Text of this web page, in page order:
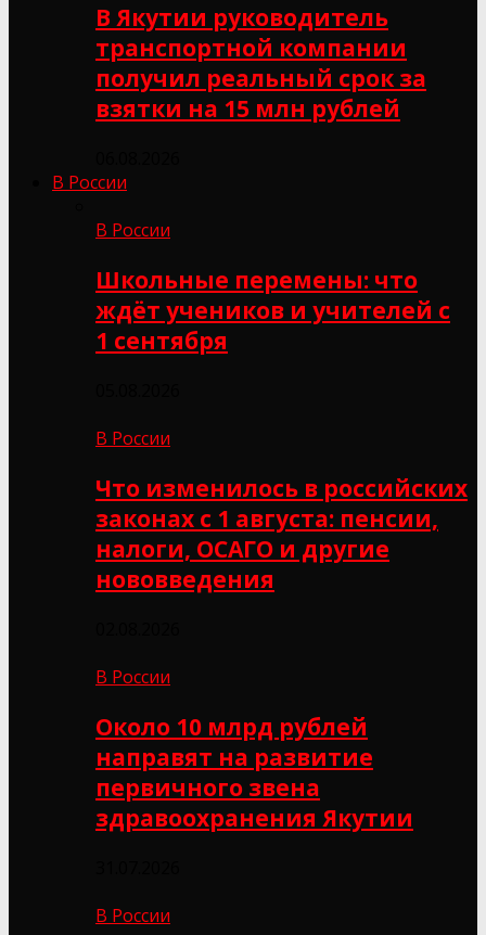
В Якутии руководитель
транспортной компании
получил реальный срок за
взятки на 15 млн рублей
В России
В России
Школьные перемены: что
ждёт учеников и учителей с
1 сентября
В России
Что изменилось в российских
законах с 1 августа: пенсии,
налоги, ОСАГО и другие
нововведения
В России
Около 10 млрд рублей
направят на развитие
первичного звена
здравоохранения Якутии
В России